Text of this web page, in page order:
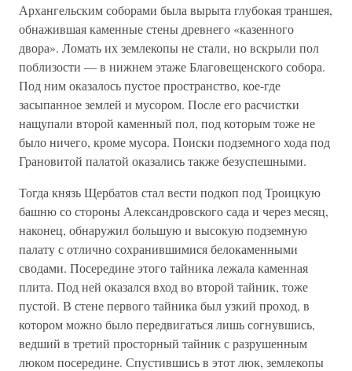
Архангельским соборами была вырыта глубокая траншея,
обнажившая каменные стены древнего «казенного
двора». Ломать их землекопы не стали, но вскрыли пол
поблизости — в нижнем этаже Благовещенского собора.
Под ним оказалось пустое пространство, кое-где
засыпанное землей и мусором. После его расчистки
нащупали второй каменный пол, под которым тоже не
было ничего, кроме мусора. Поиски подземного хода под
Грановитой палатой оказались также безуспешными.
Тогда князь Щербатов стал вести подкоп под Троицкую
башню со стороны Александровского сада и через месяц,
наконец, обнаружил большую и высокую подземную
палату с отлично сохранившимися белокаменными
сводами. Посередине этого тайника лежала каменная
плита. Под ней оказался вход во второй тайник, тоже
пустой. В стене первого тайника был узкий проход, в
котором можно было передвигаться лишь согнувшись,
ведший в третий просторный тайник с разрушенным
люком посередине. Спустившись в этот люк, землекопы